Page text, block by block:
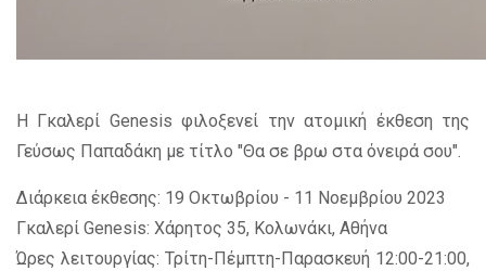
Η Γκαλερί Genesis φιλοξενεί την ατομική έκθεση της
Γεύσως Παπαδάκη με τίτλο "Θα σε βρω στα όνειρά σου".
Διάρκεια έκθεσης: 19 Οκτωβρίου - 11 Νοεμβρίου 2023
Γκαλερί Genesis: Χάρητος 35, Κολωνάκι, Αθήνα
Ώρες λειτουργίας: Τρίτη-Πέμπτη-Παρασκευή 12:00-21:00,